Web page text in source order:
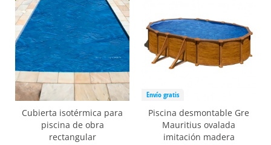
Cubierta isotérmica para
piscina de obra
rectangular
Envío gratis
Piscina desmontable Gre
Mauritius ovalada
imitación madera